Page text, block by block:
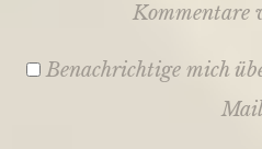
Kommentare
Benachrichtige mich